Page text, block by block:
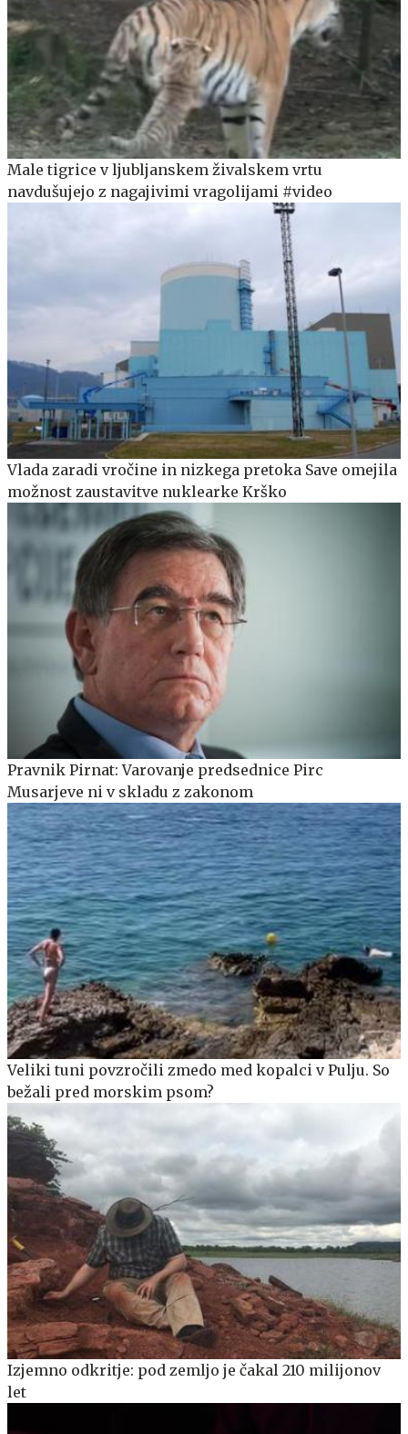
Male tigrice v ljubljanskem živalskem vrtu
navdušujejo z nagajivimi vragolijami #video
Vlada zaradi vročine in nizkega pretoka Save omejila
možnost zaustavitve nuklearke Krško
Pravnik Pirnat: Varovanje predsednice Pirc
Musarjeve ni v skladu z zakonom
Veliki tuni povzročili zmedo med kopalci v Pulju. So
bežali pred morskim psom?
Izjemno odkritje: pod zemljo je čakal 210 milijonov
let